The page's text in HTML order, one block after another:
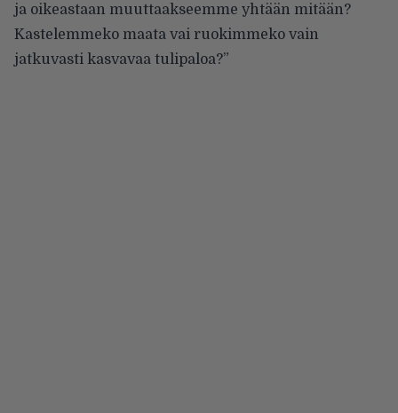
ja oikeastaan muuttaakseemme yhtään mitään?
Kastelemmeko maata vai ruokimmeko vain
jatkuvasti kasvavaa tulipaloa?”